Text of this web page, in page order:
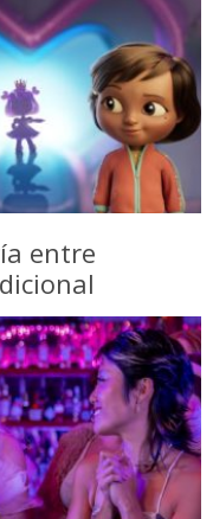
entre